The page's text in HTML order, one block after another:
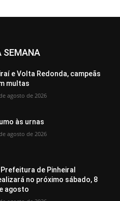
SEMANA
e Volta Redonda, campeãs
multas
agosto de 2026
às urnas
agosto de 2026
Prefeitura de Pinheiral
no próximo sábado, 8
agosto